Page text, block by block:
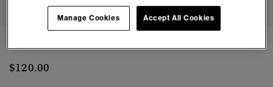
$120.00
Accept All Cookies
Manage Cookies